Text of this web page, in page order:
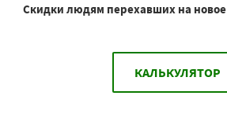
Скидки людям перехавших на новое
КАЛЬКУЛЯТОР